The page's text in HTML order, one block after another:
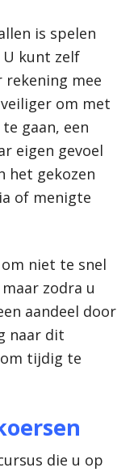
is spelen
kunt zelf
rekening mee
om met
gaan, een
eigen gevoel
het gekozen
of menigte
niet te snel
zodra u
aandeel door
naar dit
tijdig te
die u op